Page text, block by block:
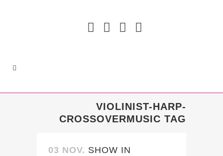
VIOLINIST-HARP-
CROSSOVERMUSIC TAG
03 NOV. SHOW IN